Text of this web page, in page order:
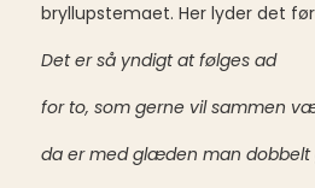
bryllupstemaet. Her lyder det
Det er så yndigt at følges ad
for to, som gerne vil sammen
da er med glæden man dobbelt